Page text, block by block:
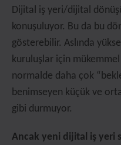
Dijital iş yeri/dijital
konuşuluyor. Bu da bu
gösterebilir. Aslında
kuruluşlar için
normalde daha çok
benimseyen küçük ve
gibi durmuyor.
Ancak yeni dijital iş yeri